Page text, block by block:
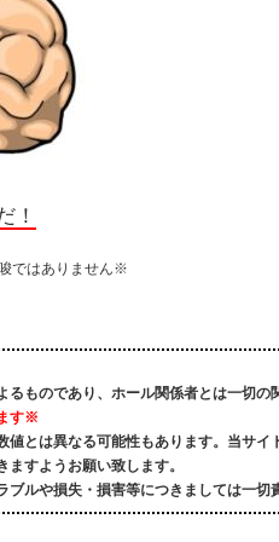
！
ではありません※
ものであり、ホール関係者とは一切の
す※
とは異なる可能性もあります。 当サイ
すようお願い致します。
ルや損失・損害等につきましては一切